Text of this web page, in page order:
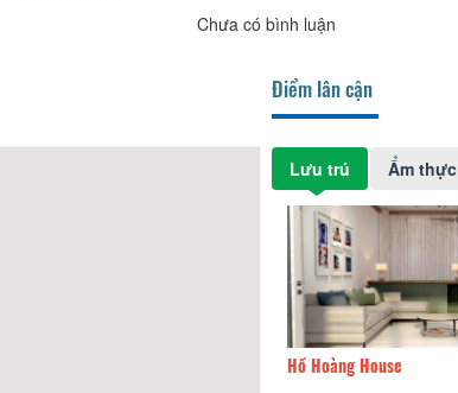
Chưa có bình luận
Điểm lân cận
Lưu trú Ẩm thực
Hồ Hoàng House